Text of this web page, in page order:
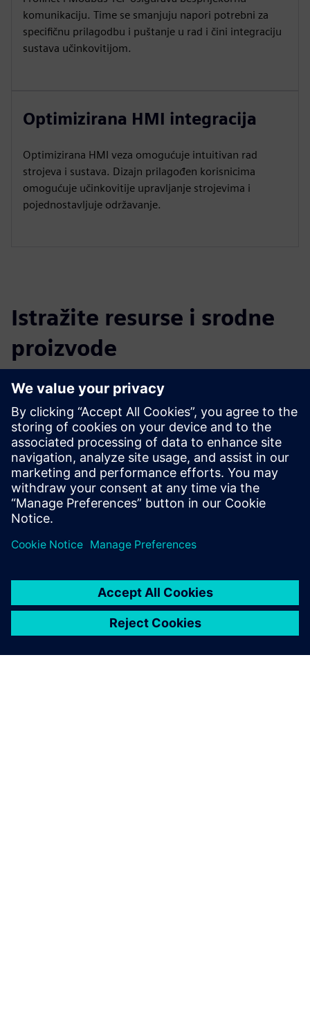
komunikaciju. Time se smanjuju napori potrebni za
specifičnu prilagodbu i puštanje u rad i čini integraciju
sustava učinkovitijom.
Optimizirana HMI integracija
Optimizirana HMI veza omogućuje intuitivan rad
strojeva i sustava. Dizajn prilagođen korisnicima
omogućuje učinkovitije upravljanje strojevima i
pojednostavljuje održavanje.
Istražite resurse i srodne
proizvode
Dodatne informacije i resursi
EDAG: Pametna tvornica
Preduvjeti
Automatizacija